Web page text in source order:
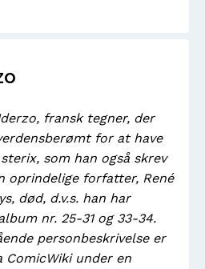
fransk tegner, der
for at have
som han også skrev
oprindelige forfatter, René
død, d.v.s. han har
nr. 25-31 og 33-34.
personbeskrivelse er
ComicWiki under en